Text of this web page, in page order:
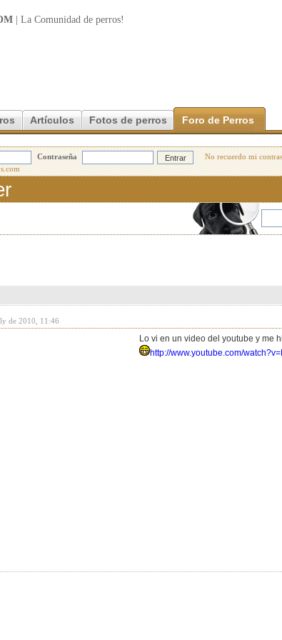
| La Comunidad de perros!
Artículos Fotos de perros Foro de Perros
Contraseña No recuerdo mi
de 2010, 11:46
Lo vi en un video del youtube y me
http://www.youtube.com/